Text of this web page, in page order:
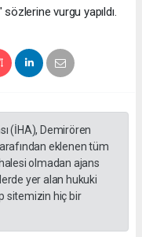
sözlerine vurgu yapıldı.
(İHA), Demirören
eklenen tüm
olmadan ajans
yer alan hukuki
sitemizin hiç bir